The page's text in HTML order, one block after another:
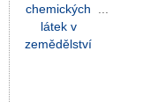
...